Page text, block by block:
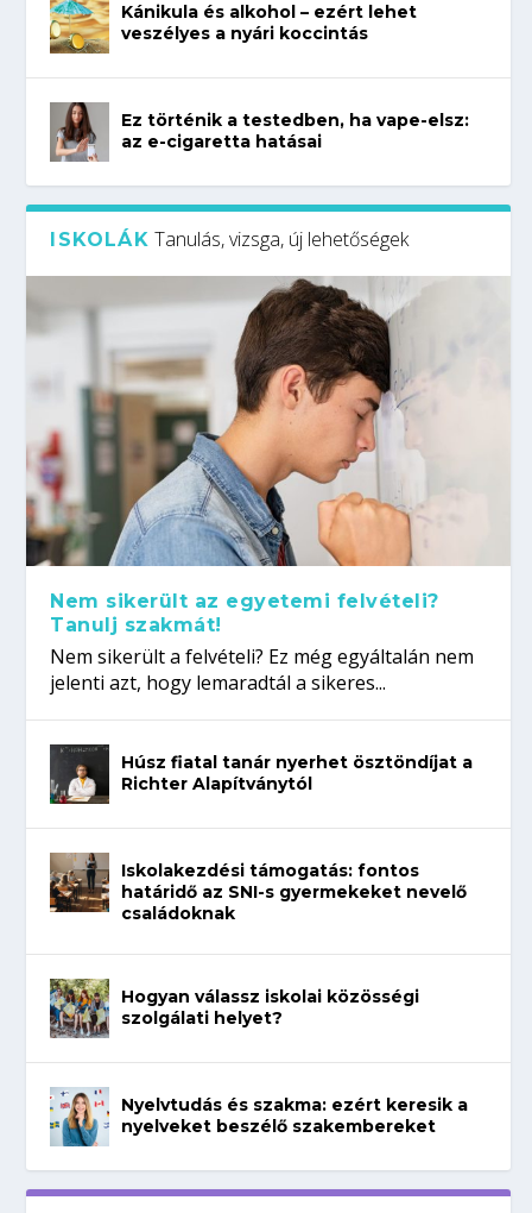
Kánikula és alkohol – ezért lehet
veszélyes a nyári koccintás
Ez történik a testedben, ha vape-elsz:
az e-cigaretta hatásai
ISKOLÁK Tanulás, vizsga, új lehetőségek
Nem sikerült az egyetemi felvételi?
Tanulj szakmát!
Nem sikerült a felvételi? Ez még egyáltalán nem
jelenti azt, hogy lemaradtál a sikeres...
Húsz fiatal tanár nyerhet ösztöndíjat a
Richter Alapítványtól
Iskolakezdési támogatás: fontos
határidő az SNI-s gyermekeket nevelő
családoknak
Hogyan válassz iskolai közösségi
szolgálati helyet?
Nyelvtudás és szakma: ezért keresik a
nyelveket beszélő szakembereket